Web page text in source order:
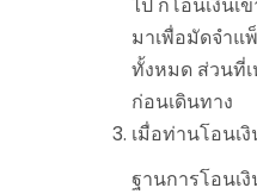
มาเพื่อมัดจำแ
ทั้งหมด ส่วนที่เ
ก่อนเดินทาง
เมื่อท่านโอนเ
ฐานการโอนเ